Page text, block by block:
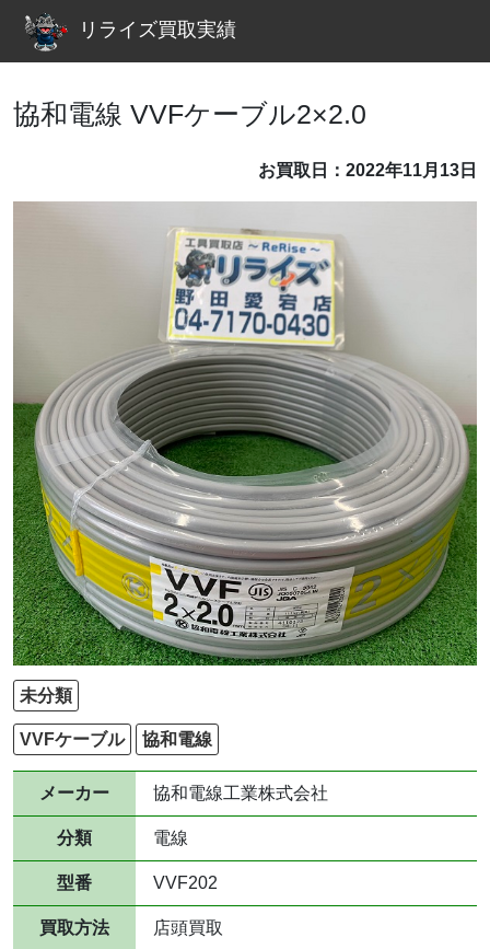
リライズ買取実績
協和電線 VVFケーブル2×2.0
お買取日：2022年11月13日
未分類
VVFケーブル 協和電線
メーカー 協和電線工業株式会社
分類 電線
型番 VVF202
買取方法 店頭買取